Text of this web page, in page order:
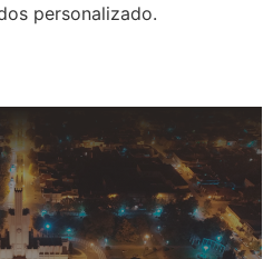
personalizado.